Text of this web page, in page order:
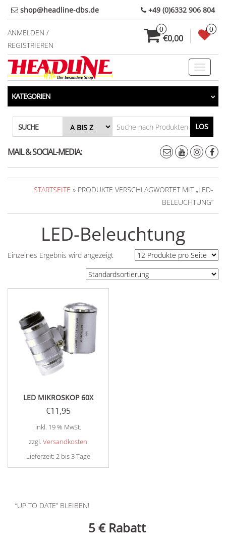
Direkt
zum
Inhalt
shop@headline-dbs.de +49 (0)6332 906 804
ANMELDEN /
REGISTRIEREN
0
€0,00
0
Toggle
KATEGORIEN
SUCHE LOS
MAIL & SOCIAL-MEDIA:
STARTSEITE » PRODUKTE VERSCHLAGWORTET MIT „LED-
BELEUCHTUNG“
LED-Beleuchtung
Einzelnes Ergebnis wird angezeigt
LED MIKROSKOP 60X
€11,95
inkl. 19 % MwSt.
zzgl.Versandkosten
Lieferzeit: 2 bis 3 Tage
“UP TO DATE” BLEIBEN!
5 € Rabatt